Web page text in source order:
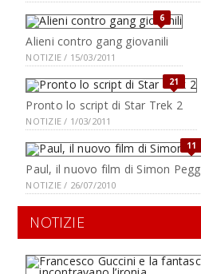
6
Alieni contro gang giovanili
NOTIZIE / 15/03/2011
21
Pronto lo script di Star Trek 2
NOTIZIE / 1/03/2011
11
Paul, il nuovo film di Simon Pegg
NOTIZIE / 26/07/2010
NOTIZIE